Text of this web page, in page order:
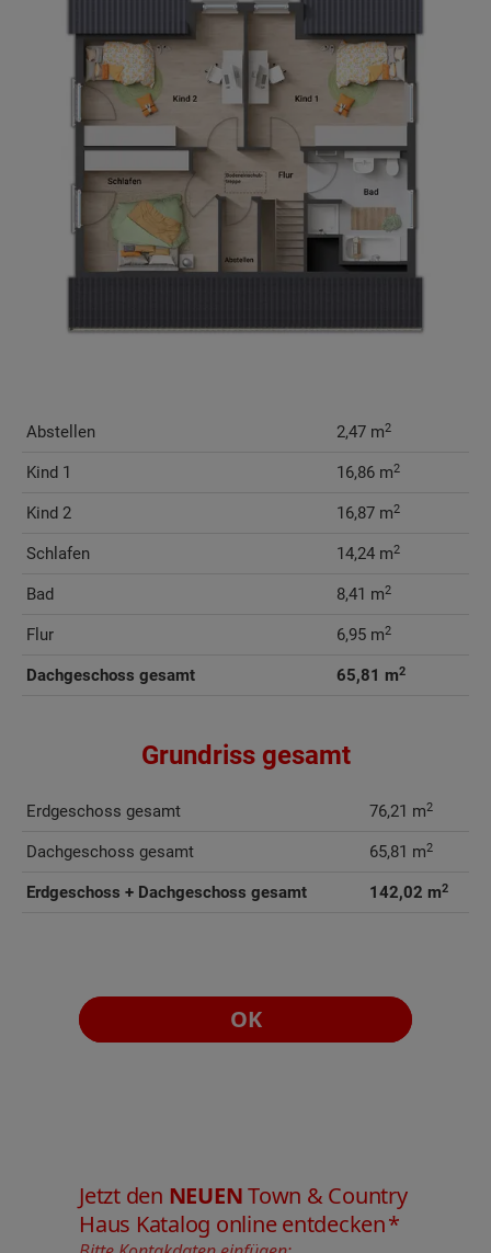
Abstellen 2,47 m2
Kind 1 16,86 m2
Kind 2 16,87 m2
Schlafen 14,24 m2
Bad 8,41 m2
Flur 6,95 m2
Dachgeschoss gesamt 65,81 m2
Grundriss gesamt
Erdgeschoss gesamt 76,21 m2
Dachgeschoss gesamt 65,81 m2
Erdgeschoss + Dachgeschoss gesamt 142,02 m2